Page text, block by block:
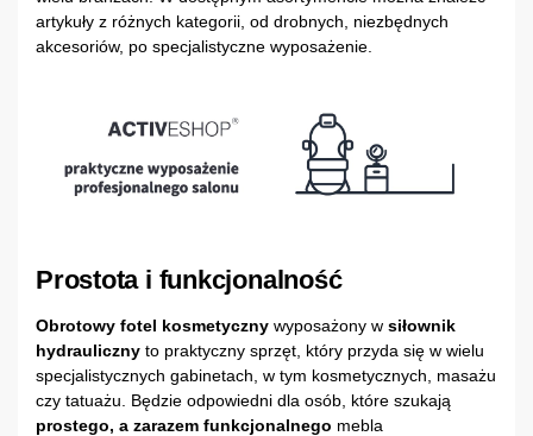
artykuły z różnych kategorii, od drobnych, niezbędnych
akcesoriów, po specjalistyczne wyposażenie.
Prostota i funkcjonalność
Obrotowy fotel kosmetyczny wyposażony w siłownik
hydrauliczny to praktyczny sprzęt, który przyda się w wielu
specjalistycznych gabinetach, w tym kosmetycznych, masażu
czy tatuażu. Będzie odpowiedni dla osób, które szukają
prostego, a zarazem funkcjonalnego mebla